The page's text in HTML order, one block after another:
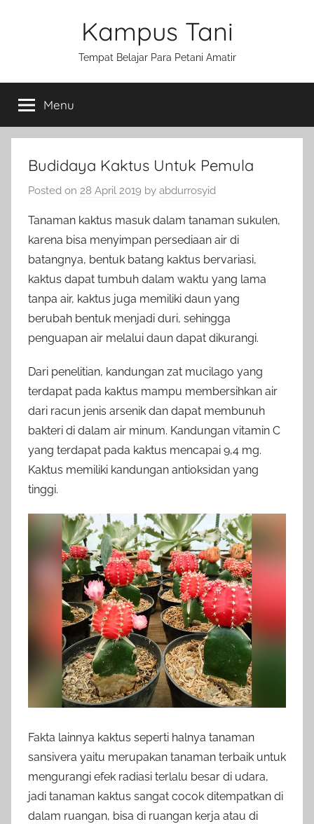
Kampus Tani
Tempat Belajar Para Petani Amatir
Menu
Budidaya Kaktus Untuk Pemula
Posted on 28 April 2019 by abdurrosyid
Tanaman kaktus masuk dalam tanaman sukulen,
karena bisa menyimpan persediaan air di
batangnya, bentuk batang kaktus bervariasi,
kaktus dapat tumbuh dalam waktu yang lama
tanpa air, kaktus juga memiliki daun yang
berubah bentuk menjadi duri, sehingga
penguapan air melalui daun dapat dikurangi.
Dari penelitian, kandungan zat mucilago yang
terdapat pada kaktus mampu membersihkan air
dari racun jenis arsenik dan dapat membunuh
bakteri di dalam air minum. Kandungan vitamin C
yang terdapat pada kaktus mencapai 9,4 mg.
Kaktus memiliki kandungan antioksidan yang
tinggi.
Fakta lainnya kaktus seperti halnya tanaman
sansivera yaitu merupakan tanaman terbaik untuk
mengurangi efek radiasi terlalu besar di udara,
jadi tanaman kaktus sangat cocok ditempatkan di
dalam ruangan, bisa di ruangan kerja atau di